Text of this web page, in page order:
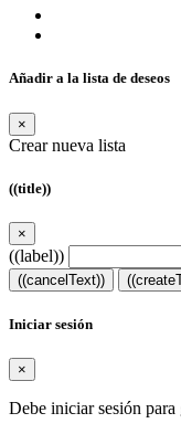
Añadir a la lista de deseos
×
Crear nueva lista
((title))
×
((label))
((cancelText))
Iniciar sesión
×
Debe iniciar sesión para